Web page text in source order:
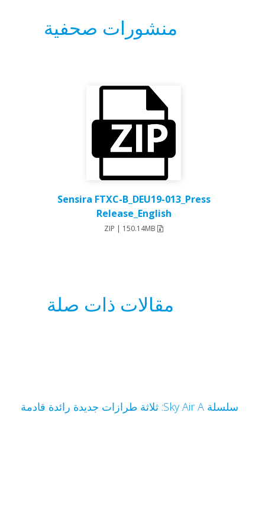
منشورات صحفية
Sensira FTXC-B_DEU19-013_Press
Release_English
مقالات ذات صلة
سلسلة Sky Air A: ثلاثة طرازات جديدة رائدة قادمة